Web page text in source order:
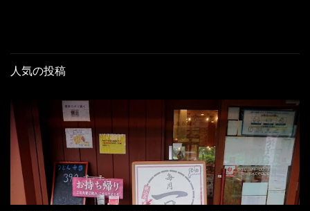
人気の投稿